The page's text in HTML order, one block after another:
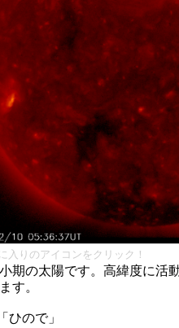
入りのアイコンをクリック！
期の太陽です。高緯度に活
す。
「ひので」